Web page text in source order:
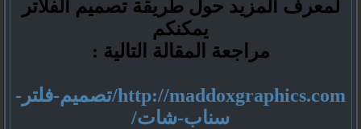
لمعرف المزيد حول طريقة تصميم الفلاتر
يمكنكم
مراجعة المقالة التالية :
http://maddoxgraphics.com/تصميم-فلتر-
سناب-شات/